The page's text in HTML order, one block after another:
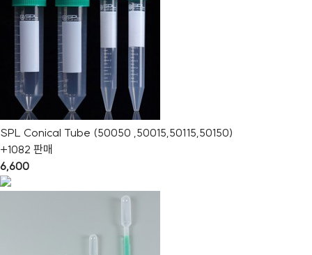
SPL Conical Tube (50050 ,50015,50115,50150)
+1082 판매
6,600